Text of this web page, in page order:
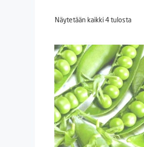
Näytetään kaikki 4 tulosta